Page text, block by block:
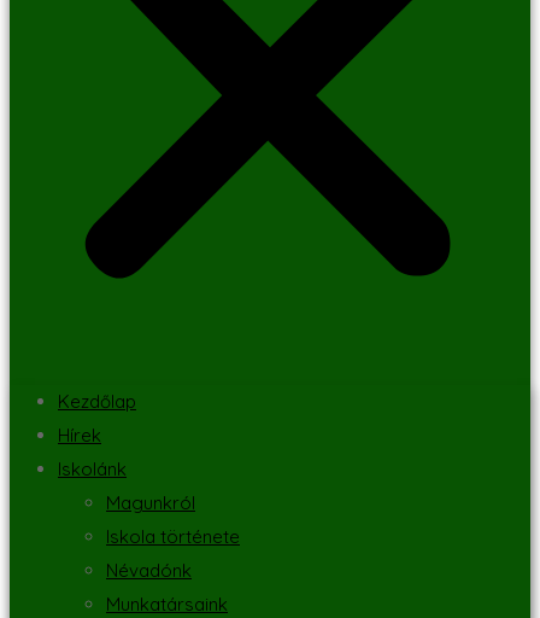
Kezdőlap
Hírek
Iskolánk
Magunkról
Iskola története
Névadónk
Munkatársaink